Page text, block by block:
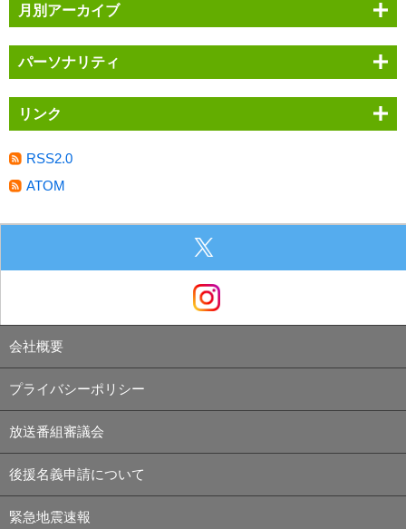
月別アーカイブ
パーソナリティ
リンク
RSS2.0
ATOM
会社概要
プライバシーポリシー
放送番組審議会
後援名義申請について
緊急地震速報